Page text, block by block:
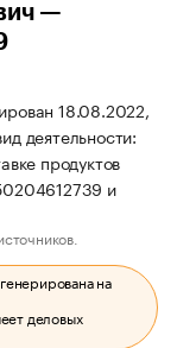
—
18.08.2022,
деятельности:
продуктов
и
на
деловых